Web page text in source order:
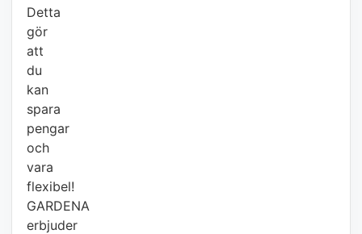
Detta
gör
att
du
kan
spara
pengar
och
vara
flexibel!
GARDENA
erbjuder